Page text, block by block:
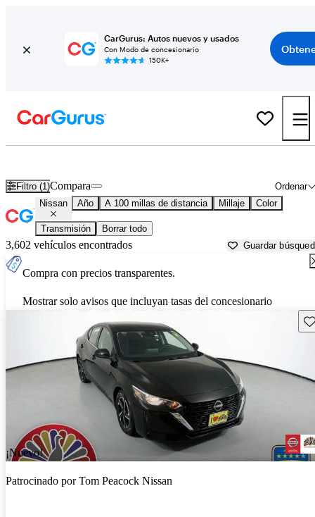
CarGurus: Autos nuevos y usados
Con Modo de concesionario
150K+
Filtro (1) Ordenar
Compara
Nissan Año A 100 millas de distancia Millaje Color
Transmisión Borrar todo
3,602 vehículos encontrados Guardar
Compra con precios transparentes.
Mostrar solo avisos que incluyan tasas del concesionario
¡Nuevo!
Patrocinado porTom Peacock Nissan